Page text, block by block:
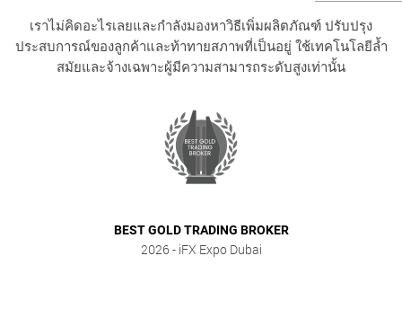
เราไม่คิดอะไรเลยและกำลังมองหาวิธีเพิ่มผลิตภัณฑ์ ปรับปรุง
ประสบการณ์ของลูกค้าและท้าทายสภาพที่เป็นอยู่ ใช้เทคโนโลยีล้ำ
สมัยและจ้างเฉพาะผู้มีความสามารถระดับสูงเท่านั้น
BEST GOLD TRADING BROKER
2026- iFX Expo Dubai